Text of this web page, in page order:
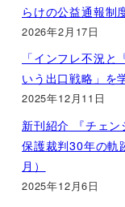
らけの公益通報制
2026年2月17日
「インフレ不況
いう出口戦略」を
2025年12月11日
新刊紹介 『チェ
保護裁判30年の軌
月）
2025年12月6日